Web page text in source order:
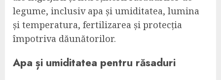
legume, inclusiv apa și umiditatea, lumina
și temperatura, fertilizarea și protecția
împotriva dăunătorilor.
Apa și umiditatea pentru răsaduri